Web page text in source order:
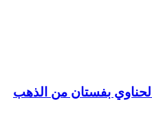
بفستان من الذهب